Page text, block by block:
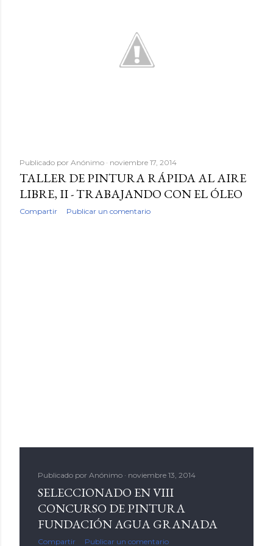
Publicado por Anónimo noviembre 17, 2014
TALLER DE PINTURA RÁPIDA AL AIRE
LIBRE, II - TRABAJANDO CON EL ÓLEO
Compartir Publicar un comentario
Publicado por Anónimo noviembre 13, 2014
SELECCIONADO EN VIII
CONCURSO DE PINTURA
FUNDACIÓN AGUA GRANADA
Compartir Publicar un comentario